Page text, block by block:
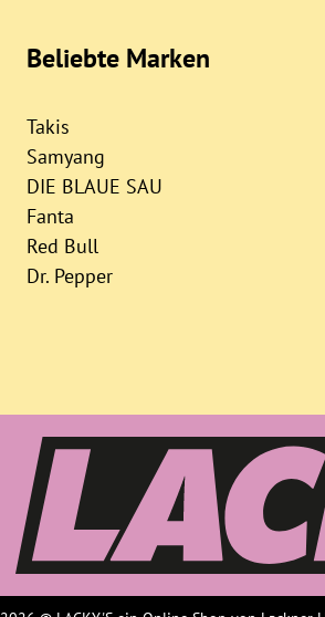
Beliebte Marken
Takis
Samyang
DIE BLAUE SAU
Fanta
Red Bull
Dr. Pepper